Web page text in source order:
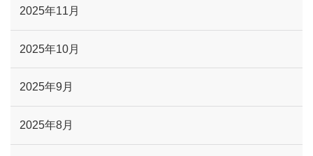
2025年11月
2025年10月
2025年9月
2025年8月